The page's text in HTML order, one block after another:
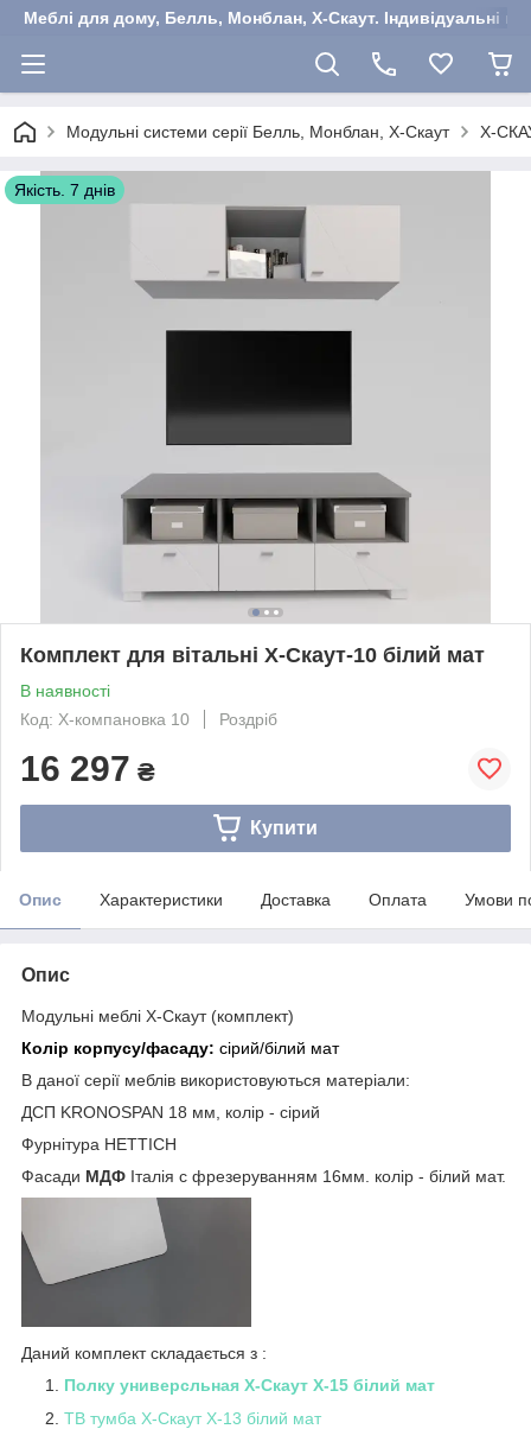
Меблі для дому, Белль, Монблан, Х-Скаут. Індивідуальні
Модульні системи серії Белль, Монблан, Х-Скаут Х-
Якість. 7 днів
Комплект для вітальні Х-Скаут-10 білий мат
В наявності
Код: Х-компановка 10
Роздріб
16 297 ₴
Купити
Опис Характеристики Доставка Оплата Умови
Опис
Модульні меблі Х-Скаут (комплект)
Колір корпусу/фасаду: сірий/білий мат
В даної серії меблів використовуються матеріали:
ДСП KRONOSPAN 18 мм, колір - сірий
Фурнітура HETTICH
Фасади МДФ Італія c фрезеруванням 16мм. колір - білий мат.
Даний комплект складається з :
Полку универсльная Х-Скаут Х-15 білий мат
ТВ тумба Х-Скаут Х-13 білий мат